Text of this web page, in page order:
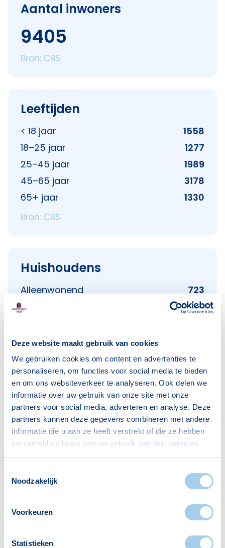
Deze website maakt gebruik van cookies
We gebruiken cookies om content en advertenties te
personaliseren, om functies voor social media te bieden
en om ons websiteverkeer te analyseren. Ook delen we
informatie over uw gebruik van onze site met onze
partners voor social media, adverteren en analyse. Deze
partners kunnen deze gegevens combineren met andere
informatie die u aan ze heeft verstrekt of die ze hebben
verzameld op basis van uw gebruik van hun services.
Noodzakelijk
Voorkeuren
Statistieken
Aantal inwoners
9405
Bron: CBS
Leeftijden
< 18 jaar
1558
18–25 jaar
1277
25–45 jaar
1989
45–65 jaar
3178
65+ jaar
1330
Bron: CBS
Huishoudens
Alleenwonend
723
Gezin zonder kinderen
1145
Gezin met kinderen
1755
Bron: CBS
Voorzieningen in Blixembosch
Deze wijk heeft het allemaal voor je. Zo vind je
Scholen Supermarkten